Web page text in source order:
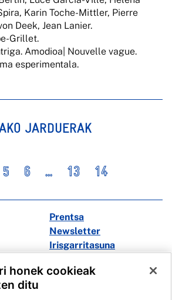
Karin Toche-Mittler, Pierre
Deek, Jean Lanier.
Grillet.
Amodioa| Nouvelle vague.
esperimentala.
JARDUERAK
5 6 ... 13 14
Prentsa
Newsletter
Irisgarritasuna
honek cookieak
ditu